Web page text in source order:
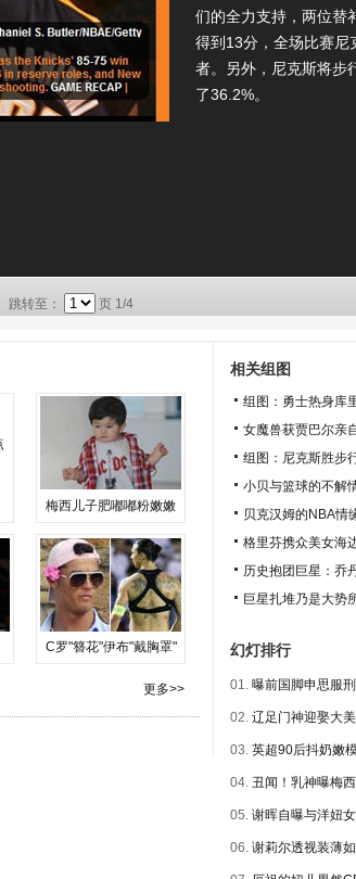
们的全力支持，两位替
得到13分，全场比赛
者。另外，尼克斯将步
了36.2%。
转至： 页 1/4
梅西儿子肥嘟嘟粉嫩嫩
C罗"簪花"伊布"戴胸罩"
更多>>
相关组图
组图：勇士热身库
女魔兽获贾巴尔亲
组图：尼克斯胜步
小贝与篮球的不解
贝克汉姆的NBA情
格里芬携众美女海
历史抱团巨星：乔
巨星扎堆乃是大势
幻灯排行
01. 曝前国脚申思服
02. 辽足门神迎娶大
03. 英超90后抖奶嫩
04. 丑闻！乳神曝梅
05. 谢晖自曝与洋妞
06. 谢莉尔透视装薄